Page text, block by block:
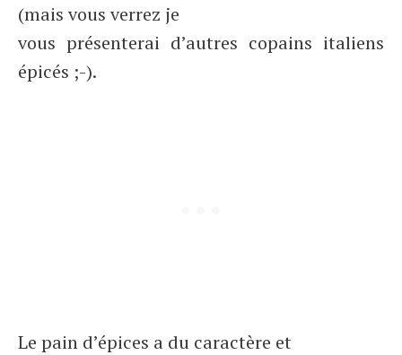
(mais vous verrez je
vous présenterai d’autres copains italiens
épicés ;-).
Le pain d’épices a du caractère et